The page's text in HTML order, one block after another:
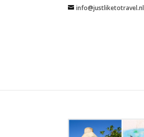
info@justliketotravel.nl